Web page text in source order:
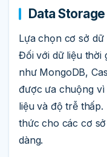
Data Storage
Lựa chọn cơ sở
Đối với dữ liệu thời
như MongoDB,
được ưa chuộng
liệu và độ trễ
thức cho các cơ
dàng.